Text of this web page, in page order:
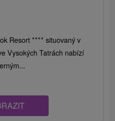
Resort **** situovaný v
Vysokých Tatrách nabízí